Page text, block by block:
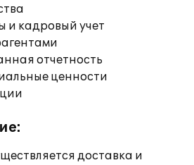
и кадровый учет
отчетность
ценности
доставка и